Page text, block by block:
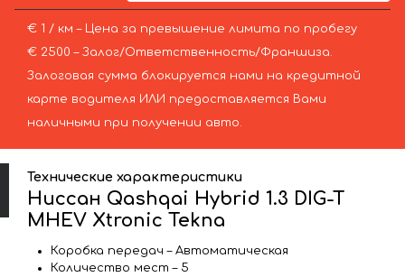
€ 1 / км – Цена за превышение лимита по пробегу
€ 2500 – Залог/Ответственность/Франшиза.
Залоговая сумма блокируется нами на кредитной
карте водителя ИЛИ предоставляется Вами
наличными при получении авто.
Технические характеристики
Ниссан Qashqai Hybrid 1.3 DIG-T
MHEV Xtronic Tekna
Коробка передач – Автоматическая
Количество мест – 5